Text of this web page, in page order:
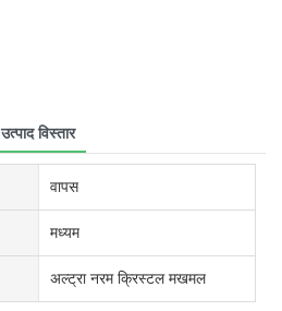
उत्पाद विस्तार
वापस
मध्यम
अल्ट्रा नरम क्रिस्टल मखमल